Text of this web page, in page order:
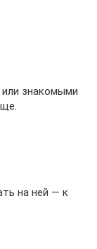
знакомыми
на ней — к